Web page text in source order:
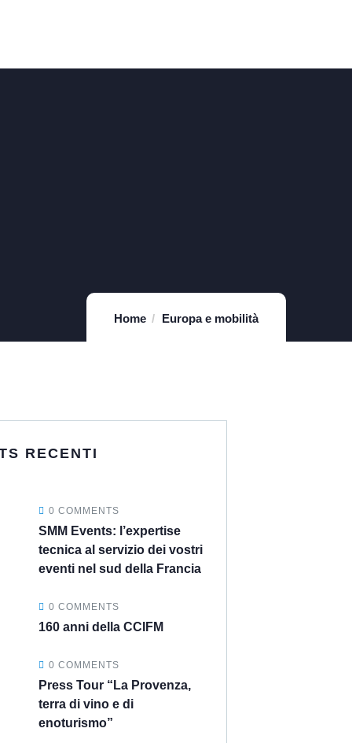
Home Europa e mobilità
RECENTI
0 COMMENTS
SMM Events: l’expertise
tecnica al servizio dei vostri
eventi nel sud della Francia
0 COMMENTS
160 anni della CCIFM
0 COMMENTS
Press Tour “La Provenza,
terra di vino e di
enoturismo”